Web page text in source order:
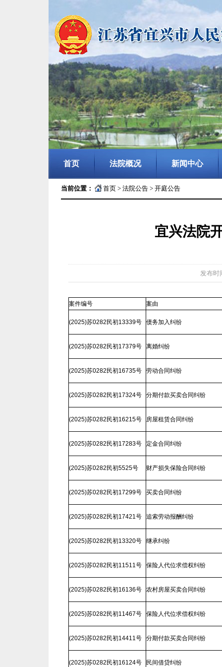
首页 法院概况 新闻中心
当前位置： 首页 > 法院公告 > 开庭公告
宜兴法院
发布时
案件编号 案由
(2025)苏0282民初13339号 债务加入纠纷
(2025)苏0282民初17379号 离婚纠纷
(2025)苏0282民初16735号 劳动合同纠纷
(2025)苏0282民初17324号 分期付款买卖合同纠纷
(2025)苏0282民初16215号 房屋租赁合同纠纷
(2025)苏0282民初17283号 定金合同纠纷
(2025)苏0282民初5525号 财产损失保险合同纠纷
(2025)苏0282民初17299号 买卖合同纠纷
(2025)苏0282民初17421号 追索劳动报酬纠纷
(2025)苏0282民初13320号 继承纠纷
(2025)苏0282民初11511号 保险人代位求偿权纠纷
(2025)苏0282民初16136号 农村房屋买卖合同纠纷
(2025)苏0282民初11467号 保险人代位求偿权纠纷
(2025)苏0282民初14411号 分期付款买卖合同纠纷
(2025)苏0282民初16124号 民间借贷纠纷